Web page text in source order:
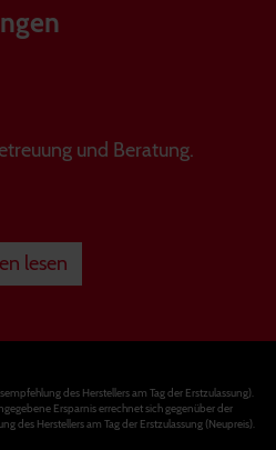
und Beratung.
lesen
des Herstellers am Tag der Erstzulassung).
Ersparnis errechnet sich gegenüber der
des Herstellers am Tag der Erstzulassung (Neupreis).